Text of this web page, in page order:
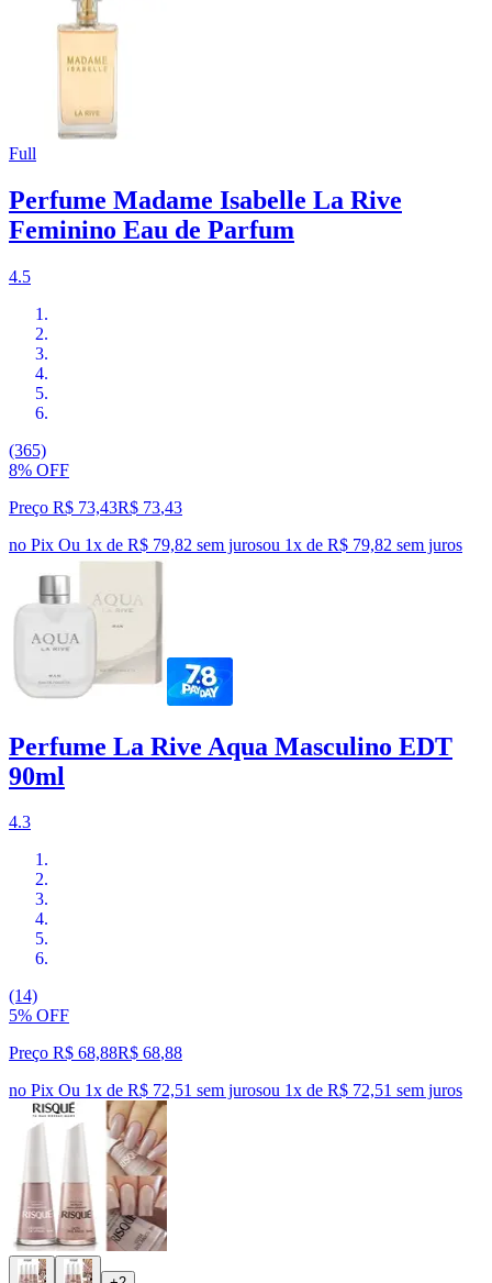
Full
Perfume Madame Isabelle La Rive
Feminino Eau de Parfum
4.5
(365)
8% OFF
Preço R$ 73,43R$ 73,43
no Pix Ou 1x de R$ 79,82 sem jurosou 1x de R$ 79,82 sem juros
Perfume La Rive Aqua Masculino EDT
90ml
4.3
(14)
5% OFF
Preço R$ 68,88R$ 68,88
no Pix Ou 1x de R$ 72,51 sem jurosou 1x de R$ 72,51 sem juros